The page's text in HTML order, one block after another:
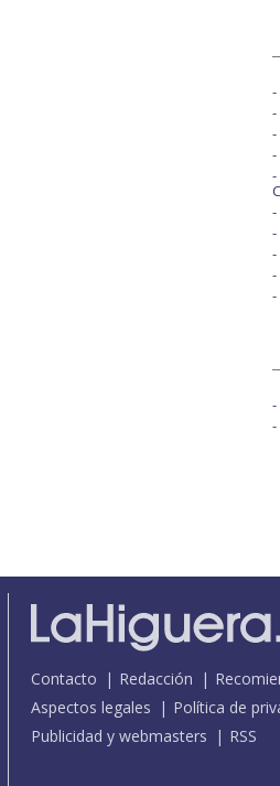
Contacto Redacción
Aspectos legales
Política de
Publicidad y webmasters
RSS